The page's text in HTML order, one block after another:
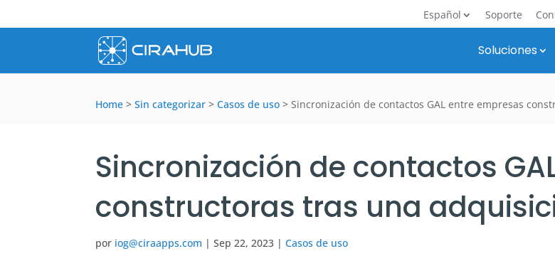
Español Soporte
Soluciones
Home > Sin categorizar > Casos de uso > Sincronización de contactos GAL entre empresas
Sincronización de contactos
constructoras tras una
por iog@ciraapps.com |Sep 22, 2023 |Casos de uso